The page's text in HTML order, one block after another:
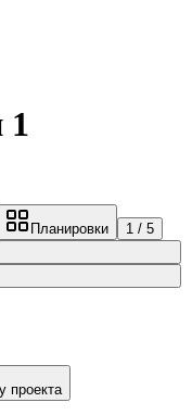
1
Планировки 1 / 5
проекта